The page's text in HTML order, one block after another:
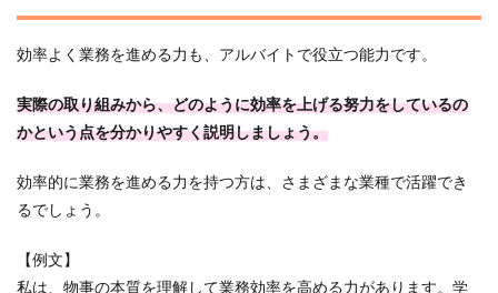
効率よく業務を進める力も、アルバイトで役立つ能力です。
実際の取り組みから、どのように効率を上げる努力をしているの
かという点を分かりやすく説明しましょう。
効率的に業務を進める力を持つ方は、さまざまな業種で活躍でき
るでしょう。
【例文】
私は、物事の本質を理解して業務効率を高める力があります。学